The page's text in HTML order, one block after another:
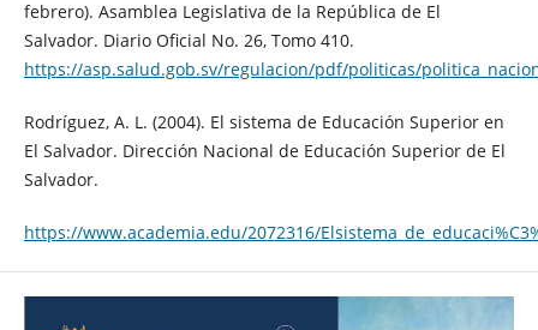
febrero). Asamblea Legislativa de la República de El
Salvador. Diario Oficial No. 26, Tomo 410.
https://asp.salud.gob.sv/regulacion/pdf/politicas/
Rodríguez, A. L. (2004). El sistema de Educación Superior en
El Salvador. Dirección Nacional de Educación Superior de El
Salvador.
https://www.academia.edu/2072316/